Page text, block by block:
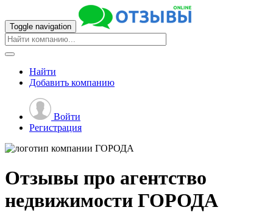
Toggle navigation
Найти
Добавить компанию
Войти
Регистрация
Отзывы про агентство
недвижимости ГОРОДА